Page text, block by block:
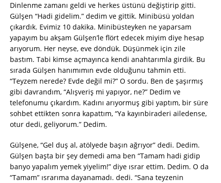
Dinlenme zamanı geldi ve herkes üstünü değiştirip gitti.
Gülşen “Hadi gidelim.” dedim ve gittik. Minibüsü yoldan
çıkardık. Evimiz 10 dakika. Minibüsteyken ne yaparsam
yapayım bu akşam Gülşen’le flört edecek miyim diye hesap
arıyorum. Her neyse, eve döndük. Düşünmek için zile
bastım. Tabi kimse açmayınca kendi anahtarımla girdik. Bu
sırada Gülşen hanımımın evde olduğunu tahmin etti.
“Teyzem nerede? Evde değil mi?” O sordu. Ben de şaşırmış
gibi davrandım, “Alışveriş mi yapıyor, ne?” Dedim ve
telefonumu çıkardım. Kadını arıyormuş gibi yaptım, bir süre
sohbet ettikten sonra kapattım, “Ya kayınbiraderi ailedense,
otur dedi, geliyorum.” Dedim.
Gülşene, “Gel duş al, atölyede başın ağrıyor” dedi. Dedim.
Gülşen başta bir şey demedi ama ben “Tamam hadi gidip
banyo yapalım yemek yiyelim!” diye ısrar ettim. Dedim. O da
“Tamam” ısrarıma dayanamadı. dedi. “Sana teyzenin